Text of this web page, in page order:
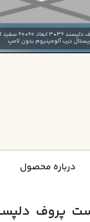
چراغ توکار داست
درب آلومينيوم بدون لامپ
درباره محصول